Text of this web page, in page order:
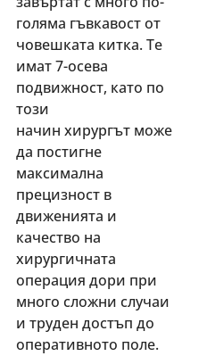
голяма гъвкавост от
човешката китка. Те
имат 7-осева
подвижност, като по
този
начин хирургът може
да постигне
максимална
прецизност в
движенията и
качество на
хирургичната
операция дори при
много сложни случаи
и труден достъп до
оперативното поле.